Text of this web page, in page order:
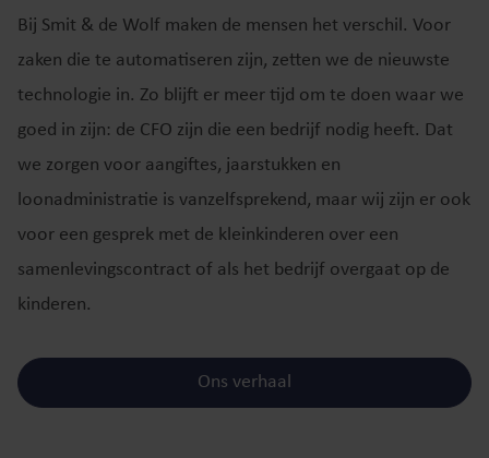
Bij Smit & de Wolf maken de mensen het verschil. Voor
zaken die te automatiseren zijn, zetten we de nieuwste
technologie in. Zo blijft er meer tijd om te doen waar we
goed in zijn: de CFO zijn die een bedrijf nodig heeft. Dat
we zorgen voor aangiftes, jaarstukken en
loonadministratie is vanzelfsprekend, maar wij zijn er ook
voor een gesprek met de kleinkinderen over een
samenlevingscontract of als het bedrijf overgaat op de
kinderen.
Ons verhaal